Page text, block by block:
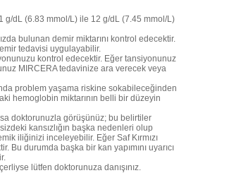
g/dL (6.83 mmol/L) ile 12 g/dL (7.45 mmol/L)
bulunan demir miktarını kontrol edecektir.
tedavisi uygulayabilir.
kontrol edecektir. Eğer tansiyonunuz
MIRCERA tedavinize ara verecek veya
problem yaşama riskine sokabileceğinden
hemoglobin miktarının belli bir düzeyin
doktorunuzla görüşünüz; bu belirtiler
kansızlığın başka nedenleri olup
iliğinizi inceleyebilir. Eğer Saf Kırmızı
durumda başka bir kan yapımını uyarıcı
lütfen doktorunuza danışınız.